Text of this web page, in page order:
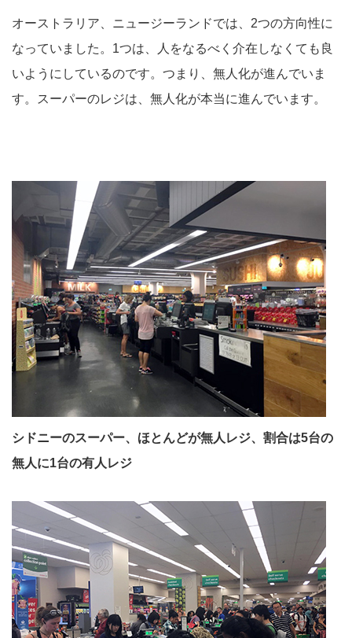
オーストラリア、ニュージーランドでは、2つの方向性に
なっていました。1つは、人をなるべく介在しなくても良
いようにしているのです。つまり、無人化が進んでいま
す。スーパーのレジは、無人化が本当に進んでいます。
シドニーのスーパー、ほとんどが無人レジ、割合は5台の
無人に1台の有人レジ